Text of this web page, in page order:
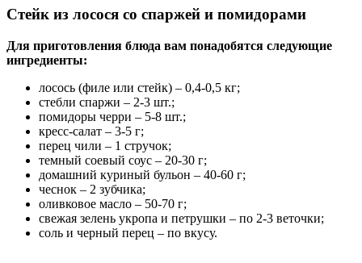
Стейк из лосося со спаржей и помидорами
Для приготовления блюда вам понадобятся следующие
ингредиенты:
лосось (филе или стейк) – 0,4-0,5 кг;
стебли спаржи – 2-3 шт.;
помидоры черри – 5-8 шт.;
кресс-салат – 3-5 г;
перец чили – 1 стручок;
темный соевый соус – 20-30 г;
домашний куриный бульон – 40-60 г;
чеснок – 2 зубчика;
оливковое масло – 50-70 г;
свежая зелень укропа и петрушки – по 2-3 веточки;
соль и черный перец – по вкусу.